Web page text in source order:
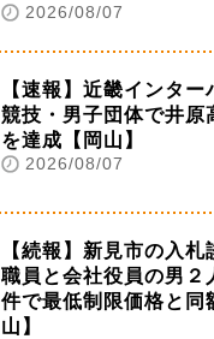
2026/08/07
【速報】近畿インタ
競技・男子団体で井原
を達成【岡山】
2026/08/07
【続報】新見市の入
職員と会社役員の男
件で最低制限価格と同
山】